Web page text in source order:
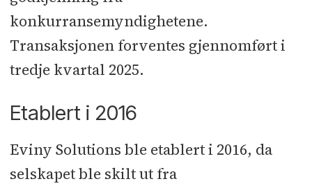
konkurransemyndighetene.
Transaksjonen forventes gjennomført i
tredje kvartal 2025.
Etablert i 2016
Eviny Solutions ble etablert i 2016, da
selskapet ble skilt ut fra